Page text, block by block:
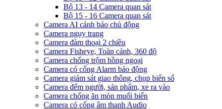
Bộ 13 - 14 Camera quan sát
Bộ 15 - 16 Camera quan sát
Camera AI cảnh báo chủ động
Camera ngụy trang
Camera đàm thoại 2 chiều
Camera Fisheye, Toàn cảnh, 360 độ
Camera chống trộm hồng ngoại
Camera có cổng Alarm báo động
Camera giám sát giao thông, chụp biển số
Camera đếm người, sản phẩm, xe ra vào
Camera chống ăn mòn muối biển
Camera có cổng âm thanh Audio